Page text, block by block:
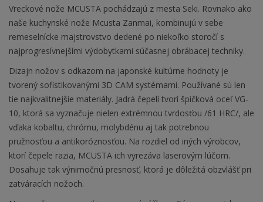
Vreckové nože MCUSTA pochádzajú z mesta Seki. Rovnako ako
naše kuchynské nože Mcusta Zanmai, kombinujú v sebe
remeselnícke majstrovstvo dedené po niekoľko storočí s
najprogresívnejšími výdobytkami súčasnej obrábacej techniky.
Dizajn nožov s odkazom na japonské kultúrne hodnoty je
tvorený sofistikovanými 3D CAM systémami. Používané sú len
tie najkvalitnejšie materiály. Jadrá čepelí tvorí špičková oceľ VG-
10, ktorá sa vyznačuje nielen extrémnou tvrdosťou /61 HRC/, ale
vďaka kobaltu, chrómu, molybdénu aj tak potrebnou
pružnosťou a antikoróznosťou. Na rozdiel od iných výrobcov,
ktorí čepele razia, MCUSTA ich vyrezáva laserovým lúčom.
Dosahuje tak výnimočnú presnosť, ktorá je dôležitá obzvlášť pri
zatváracích nožoch.